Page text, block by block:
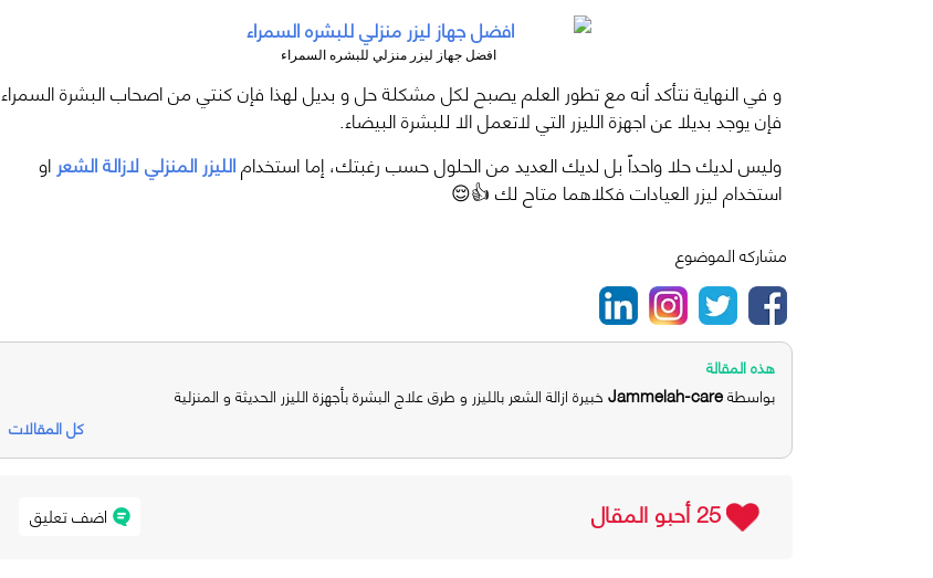
افضل جهاز ليزر منزلي للبشره السمراء
و في النهاية نتأكد أنه مع تطور العلم يصبح لكل مشكلة حل و بديل لهذا فإن كنتي من اصحاب البشرة السمراء
فإن يوجد بديلا عن اجهزة الليزر التي لاتعمل الا للبشرة البيضاء.
وليس لديك حلا واحداً بل لديك العديد من الحلول حسب رغبتك، إما استخدامالليزر المنزلي لازالة الشعر او
استخدام ليزر العيادات فكلاهما متاح لك👍
😌
مشاركه الموضوع
هذه المقالة
بواسطةJammelah-care خبيرة ازالة الشعر بالليزر و طرق علاج البشرة بأجهزة الليزر الحديثة و المنزلية
كل المقالات
اضف تعليق 25 أحبو المقال